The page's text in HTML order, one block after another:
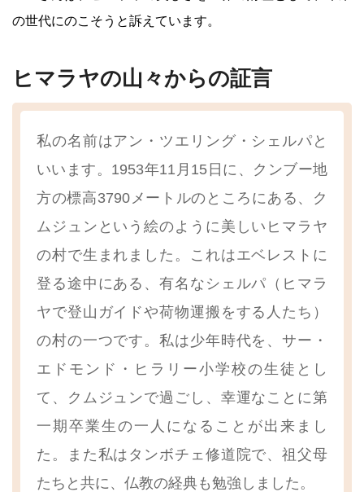
の世代にのこそうと訴えています。
ヒマラヤの山々からの証言
私の名前はアン・ツエリング・シェルパと
いいます。1953年11月15日に、クンブー地
方の標高3790メートルのところにある、ク
ムジュンという絵のように美しいヒマラヤ
の村で生まれました。これはエベレストに
登る途中にある、有名なシェルパ（ヒマラ
ヤで登山ガイドや荷物運搬をする人たち）
の村の一つです。私は少年時代を、サー・
エドモンド・ヒラリー小学校の生徒とし
て、クムジュンで過ごし、幸運なことに第
一期卒業生の一人になることが出来まし
た。また私はタンボチェ修道院で、祖父母
たちと共に、仏教の経典も勉強しました。